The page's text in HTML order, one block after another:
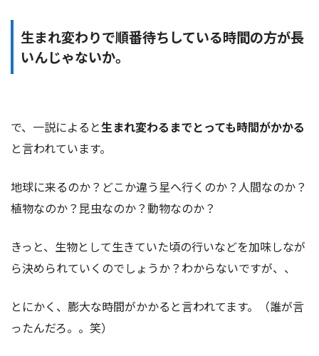
生まれ変わりで順番待ちしている時間の方が長
いんじゃないか。
で、一説によると生まれ変わるまでとっても時間がかかる
と言われています。
地球に来るのか？どこか違う星へ行くのか？人間なのか？
植物なのか？昆虫なのか？動物なのか？
きっと、生物として生きていた頃の行いなどを加味しなが
ら決められていくのでしょうか？わからないですが、、
とにかく、膨大な時間がかかると言われてます。（誰が言
ったんだろ。。笑）